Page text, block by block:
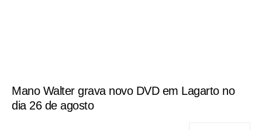
Mano Walter grava novo DVD em Lagarto no
dia 26 de agosto